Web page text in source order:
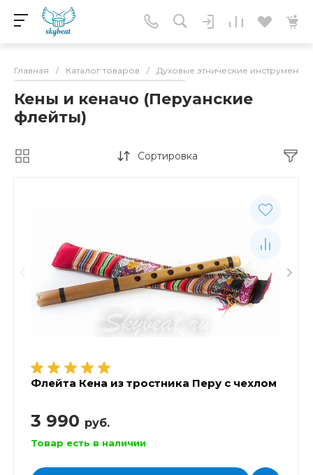
Главная / Каталог товаров / Духовые этнические инструменты
Кены и кеначо (Перуанские
флейты)
Сортировка
Флейта Кена из тростника Перу с чехлом
3 990 руб.
Товар есть в наличии